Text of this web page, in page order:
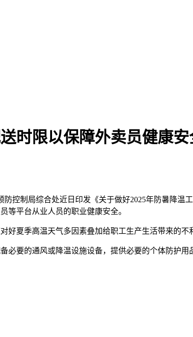
时限以保障外卖员健康安
控制局综合处近日印发《关于做好2025年防暑降
等平台从业人员的职业健康安全。
好夏季高温天气多因素叠加给职工生产生活带来的不
必要的通风或降温设施设备，提供必要的个体防护